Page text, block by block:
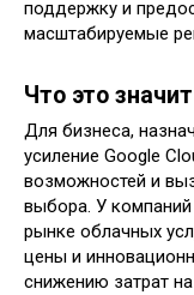
поддержку и
масштабируемые
Что это
Для бизнеса,
усиление Google
возможностей и
выбора. У
рынке облачных
цены и
снижению затрат